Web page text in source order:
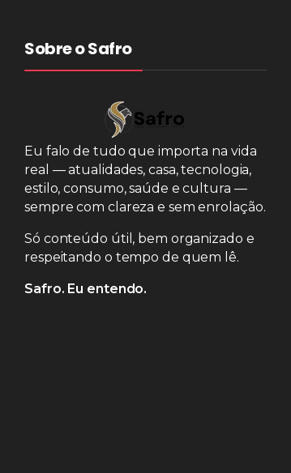
Sobre o Safro
Eu falo de tudo que importa na vida
real — atualidades, casa, tecnologia,
estilo, consumo, saúde e cultura —
sempre com clareza e sem enrolação.
Só conteúdo útil, bem organizado e
respeitando o tempo de quem lê.
Safro. Eu entendo.